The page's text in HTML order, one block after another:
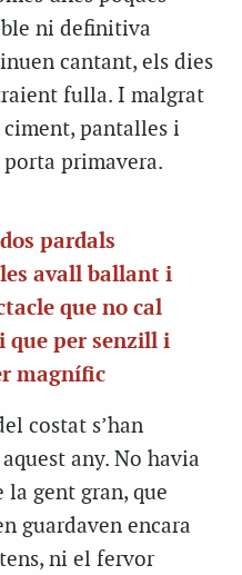
ni definitiva
cantant, els dies
fulla. I malgrat
ciment, pantalles i
porta primavera.
pardals
avall ballant i
que no cal
que per senzill i
magnífic
costat s’han
any. No havia
gent gran, que
guardaven encara
ni el fervor